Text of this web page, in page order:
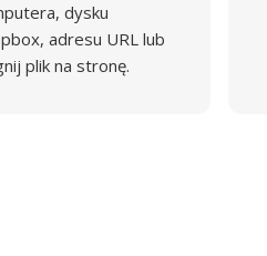
dysku
adresu URL lub
plik na stronę.